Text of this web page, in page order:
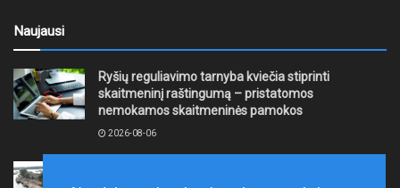
Naujausi
Ryšių reguliavimo tarnyba kviečia stiprinti
skaitmeninį raštingumą – pristatomos
nemokamos skaitmeninės pamokos
2026-08-06